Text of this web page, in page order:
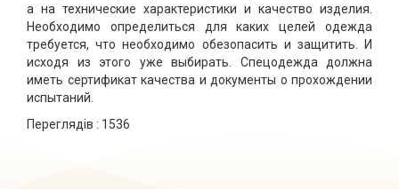
а на технические характеристики и качество изделия.
Необходимо определиться для каких целей одежда
требуется, что необходимо обезопасить и защитить. И
исходя из этого уже выбирать. Спецодежда должна
иметь сертификат качества и документы о прохождении
испытаний.
Переглядів : 1536